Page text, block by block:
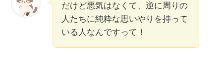
だけど悪気はなくて、逆に周りの
人たちに純粋な思いやりを持って
いる人なんですって！